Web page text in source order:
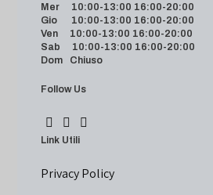
Mer 10:00-13:00 16:00-20:00
Gio 10:00-13:00 16:00-20:00
Ven 10:00-13:00 16:00-20:00
Sab 10:00-13:00 16:00-20:00
Dom Chiuso
Follow Us
Link Utili
Privacy Policy